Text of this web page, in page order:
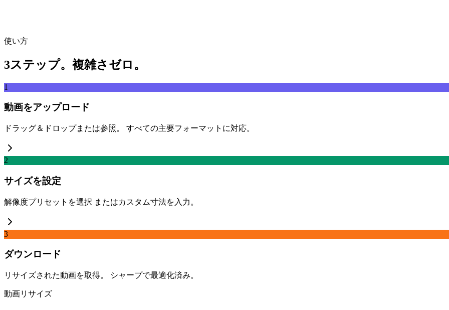
使い方
3ステップ。複雑さゼロ。
1
動画をアップロード
ドラッグ＆ドロップまたは参照。 すべての主要フォーマットに対応。
2
サイズを設定
解像度プリセットを選択 またはカスタム寸法を入力。
3
ダウンロード
リサイズされた動画を取得。 シャープで最適化済み。
動画リサイズ